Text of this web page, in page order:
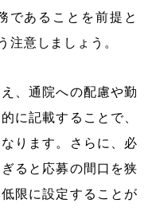
であることを前提と
注意しましょう。
、通院への配慮や勤
に記載することで、
ります。さらに、必
ると応募の間口を狭
限に設定することが